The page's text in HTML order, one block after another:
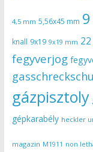
4,5 mm 5,56x45 mm
knall 9x19 9x19 mm
fegyverjog
gázpisztoly
gépkarabély heckler
magazin M1911 non